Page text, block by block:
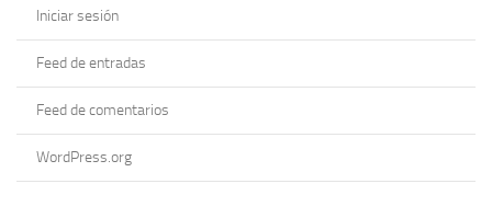
Iniciar sesión
Feed de entradas
Feed de comentarios
WordPress.org